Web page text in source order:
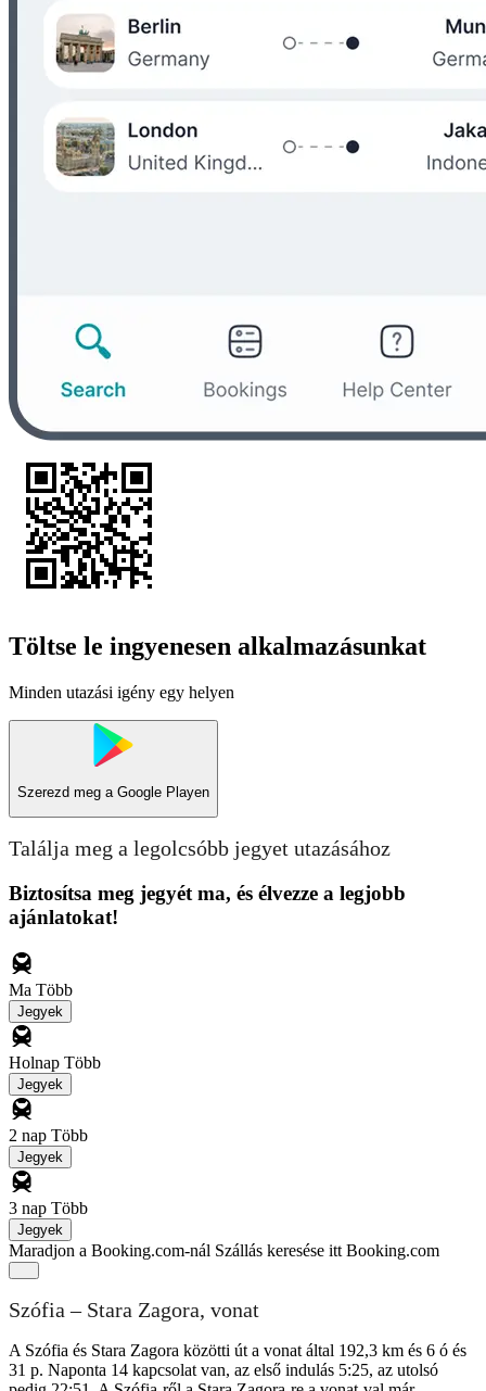
Töltse le ingyenesen alkalmazásunkat
Minden utazási igény egy helyen
Szerezd meg a Google Playen
Találja meg a legolcsóbb jegyet utazásához
Biztosítsa meg jegyét ma, és élvezze a legjobb
ajánlatokat!
Ma Több
Jegyek
Holnap Több
Jegyek
2 nap Több
Jegyek
3 nap Több
Jegyek
Maradjon a Booking.com-nál Szállás keresése itt Booking.com
Szófia – Stara Zagora, vonat
A Szófia és Stara Zagora közötti út a vonat által 192,3 km és 6 ó és
31 p. Naponta 14 kapcsolat van, az első indulás 5:25, az utolsó